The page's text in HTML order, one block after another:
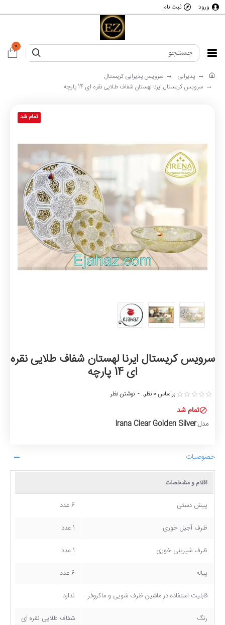
ورود ثبت نام
0
پذیرایی
سرویس پذیرایی کریستال
سرویس کریستال ایرنا لهستان شفاف طلایی نقره ای 14 پارچه
تمام شد
سرویس کریستال ایرنا لهستان شفاف طلایی نقره
ای 14 پارچه
تمام شد
مدل:Irana Clear Golden Silver
براساس 0 نظر. - نوشتن نظر
خصوصیات
اقلام و مشخصات
پیش دستی 6 عدد
ظرف آجیل خوری 1 عدد
ظرف شیرینی خوری 1 عدد
پیاله 6 عدد
قابلیت استفاده در ماشین ظرف شویی و ماکروفر ندارد
رنگ شفاف طلایی نقره ای